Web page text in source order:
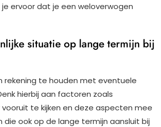
ervoor dat je een weloverwogen
situatie op lange termijn bij
rekening te houden met eventuele
hierbij aan factoren zoals
te kijken en deze aspecten mee
die ook op de lange termijn aansluit bij